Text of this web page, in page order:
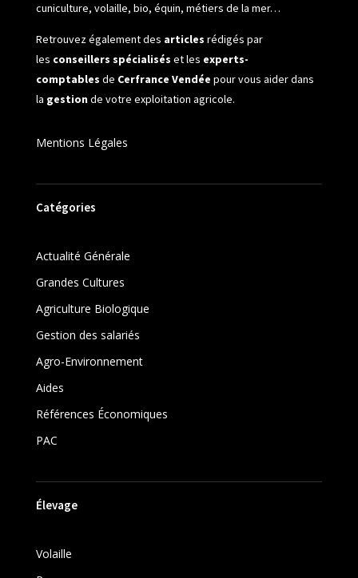
cuniculture, volaille, bio, équin, métiers de la mer…
Retrouvez également des articles rédigés par
les conseillers spécialisés et les experts-
comptables de Cerfrance Vendée pour vous aider dans
la gestionde votre exploitation agricole.
Mentions Légales
Catégories
Actualité Générale
Grandes Cultures
Agriculture Biologique
Gestion des salariés
Agro-Environnement
Aides
Références Économiques
PAC
Élevage
Volaille